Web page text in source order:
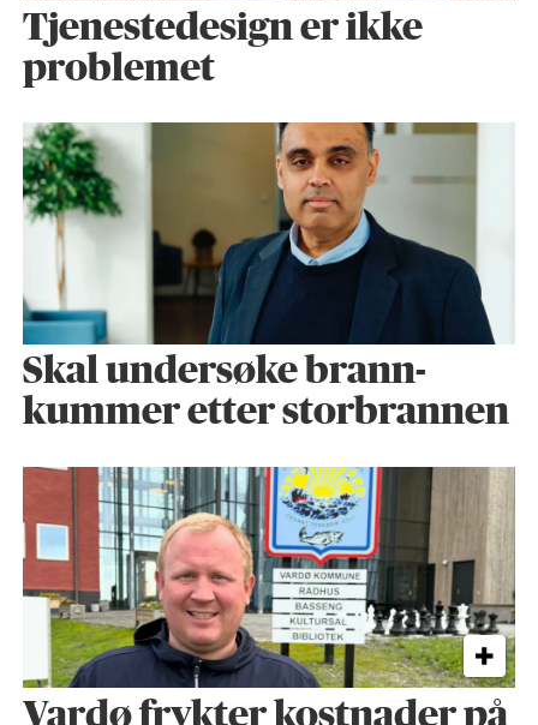
Tjenestedesign er ikke
problemet
Skal undersøke brann­
kummer etter storbrannen
Vardø frykter kostnader på